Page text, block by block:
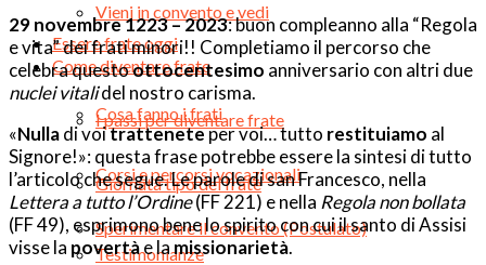
Vieni in convento e vedi
Come diventare frate
I passi per diventare frate
Corsi e percorsi vocazionali
Sperimentare il convento (Postulato)
Essere frate oggi
Cosa fanno i frati
Giornata tipo del frate
Testimonianze
29 novembre1223 – 2023: buon compleanno alla “Regola
e vita” dei frati minori!! Completiamo il percorso che
celebra questoottocentesimo anniversario con altri due
nuclei vitalidel nostro carisma.
«Nulladi voitratteneteper voi… tutto restituiamo al
Signore!»: questa frase potrebbe essere la sintesi di tutto
l’articolo che segue. Le parole di san Francesco, nella
Lettera a tutto l’Ordine(FF 221) e nella Regola non bollata
(FF 49), esprimono bene lo spirito con cui il santo di Assisi
visse la povertàe lamissionarietà.